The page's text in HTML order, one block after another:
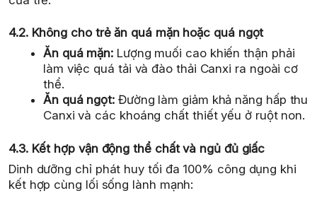
4.2. Không cho trẻ ăn quá mặn hoặc quá ngọt
Ăn quá mặn: Lượng muối cao khiến thận phải
làm việc quá tải và đào thải Canxi ra ngoài cơ
thể.
Ăn quá ngọt:Đường làm giảm khả năng hấp thu
Canxi và các khoáng chất thiết yếu ở ruột non.
4.3. Kết hợp vận động thể chất và ngủ đủ giấc
Dinh dưỡng chỉ phát huy tối đa 100% công dụng khi
kết hợp cùng lối sống lành mạnh: